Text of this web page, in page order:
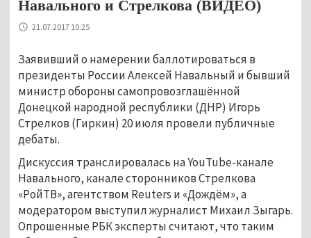
Навального и Стрелкова (ВИДЕО)
21.07.2017 10:25
Заявивший о намерении баллотироваться в
президенты России Алексей Навальный и бывший
министр обороны самопровозглашённой
Донецкой народной республики (ДНР) Игорь
Стрелков (Гиркин) 20 июля провели публичные
дебаты.
Дискуссия транслировалась на YouTube-канале
Навального, канале сторонников Стрелкова
«РойТВ», агентством Reuters и «Дождём», а
модератором выступил журналист Михаил Зыгарь.
Опрошенные РБК эксперты считают, что таким